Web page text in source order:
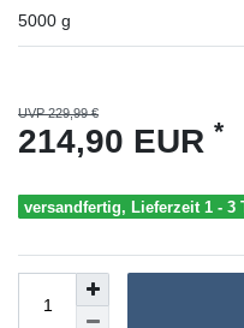
5000 g
UVP 229,99 €
214,90 EUR *
versandfertig, Lieferzeit 1 - 3